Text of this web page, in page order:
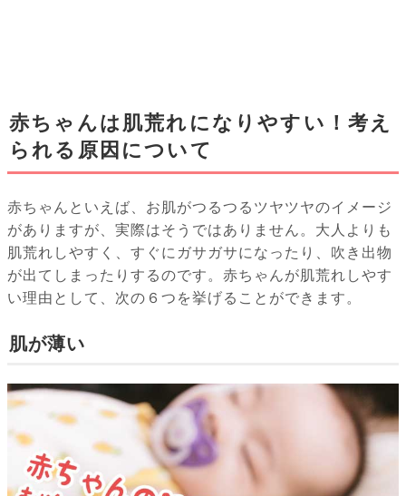
赤ちゃんは肌荒れになりやすい！考え
られる原因について
赤ちゃんといえば、お肌がつるつるツヤツヤのイメージ
がありますが、実際はそうではありません。大人よりも
肌荒れしやすく、すぐにガサガサになったり、吹き出物
が出てしまったりするのです。赤ちゃんが肌荒れしやす
い理由として、次の６つを挙げることができます。
肌が薄い